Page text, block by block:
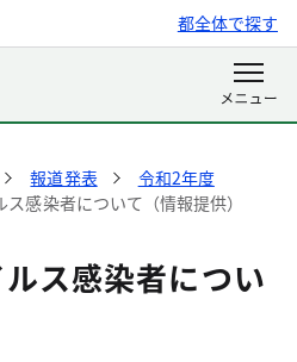
都全体で探す
報道発表
令和2年度
感染者について（情報提供）
ス感染者につい